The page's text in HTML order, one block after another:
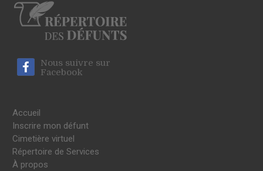
Nous suivre sur
Facebook
Accueil
Inscrire mon défunt
Cimetière virtuel
Répertoire de Services
À propos